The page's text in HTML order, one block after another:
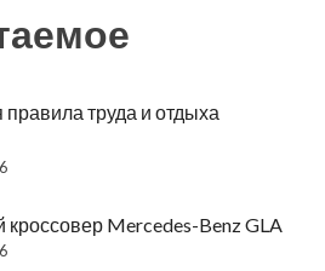
труда и отдыха
Mercedes-Benz GLA